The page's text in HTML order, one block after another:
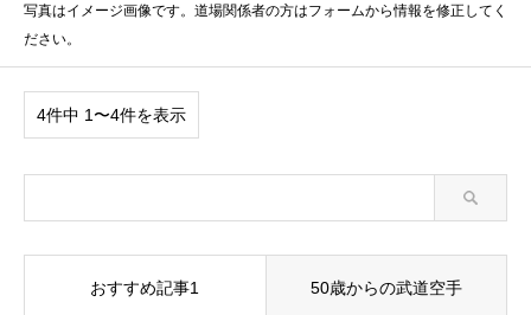
写真はイメージ画像です。道場関係者の方はフォームから情報を修正してく
ださい。
4件中 1〜4件を表示
おすすめ記事1 50歳からの武道空手